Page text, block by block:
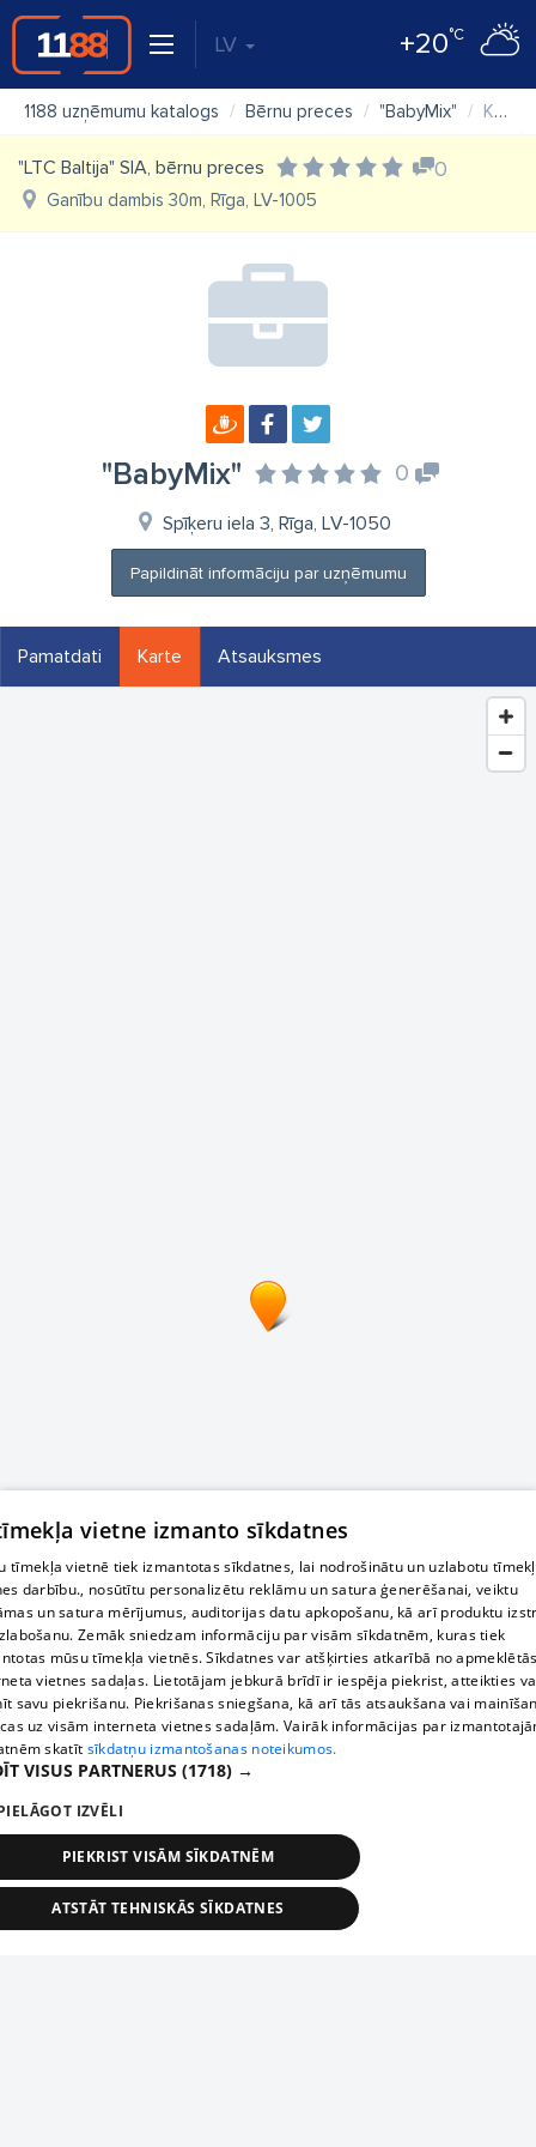
LV +20°C
1188 uzņēmumu katalogs Bērnu preces "BabyMix" Karte
"LTC Baltija" SIA, bērnu preces 0
Ganību dambis 30m, Rīga, LV-1005
"BabyMix" 0
Spīķeru iela 3, Rīga, LV-1050
Papildināt informāciju par uzņēmumu
Pamatdati Karte Atsauksmes
vietne izmanto sīkdatnes
tīmekļa vietnē tiek izmantotas sīkdatnes, lai nodrošinātu un uzlabotu
darbību., nosūtītu personalizētu reklāmu un satura ģenerēšanai, veiktu
un satura mērījumus, auditorijas datu apkopošanu, kā arī produktu
Zemāk sniedzam informāciju par visām sīkdatnēm, kuras tiek
mūsu tīmekļa vietnēs. Sīkdatnes var atšķirties atkarībā no
vietnes sadaļas. Lietotājam jebkurā brīdī ir iespēja piekrist, atteikties
savu piekrišanu. Piekrišanas sniegšana, kā arī tās atsaukšana vai
uz visām interneta vietnes sadaļām. Vairāk informācijas par
skatīt sīkdatņu izmantošanas noteikumos.
VISUS PARTNERUS (1718) →
IZVĒLI
PIEKRIST VISĀM SĪKDATNĒM
ATSTĀT TEHNISKĀS SĪKDATNES